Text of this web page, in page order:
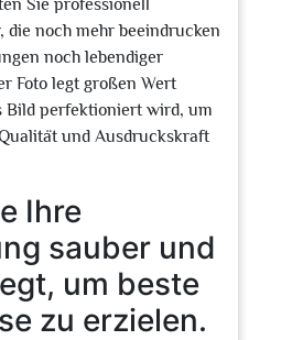
Sie professionell
die noch mehr beeindrucken
noch lebendiger
Foto legt großen Wert
Bild perfektioniert wird, um
und Ausdruckskraft
Ihre
sauber und
um beste
zu erzielen.